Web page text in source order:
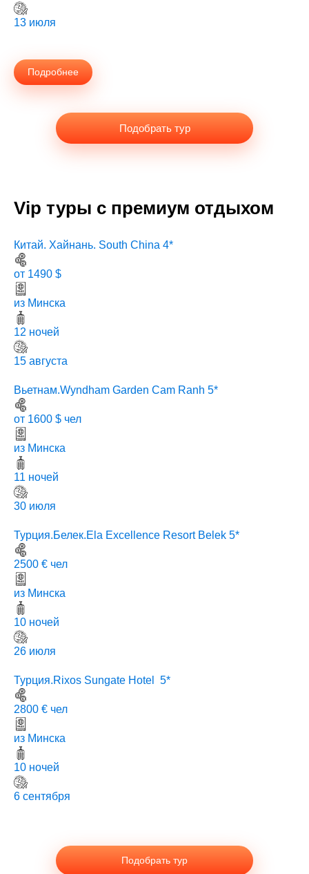
10 ночей
Подробнее
Подобрать тур
Vip туры с премиум отдыхом
Китай. Хайнань. South China 4*
от 1490 $
из Минска
12 ночей
Вьетнам.Wyndham Garden Cam Ranh 5*
от 1600 $ чел
из Минска
11 ночей
Турция.Белек.Ela Excellence Resort Belek 5*
2500 € чел
из Минска
10 ночей
Турция.Rixos Sungate Hotel 5*
2800 € чел
из Минска
10 ночей